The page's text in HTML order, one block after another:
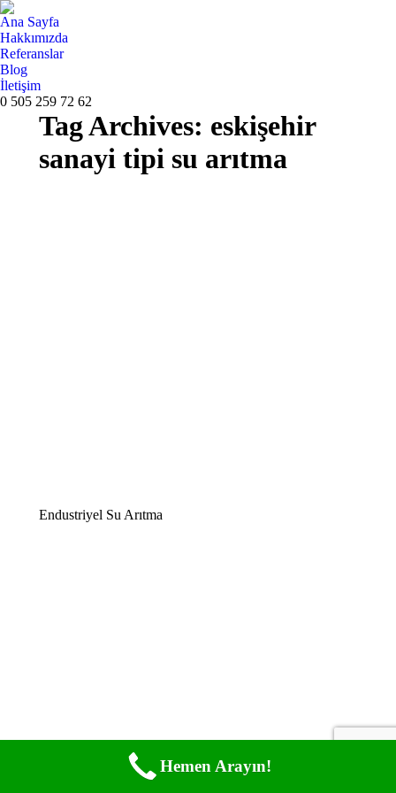
Ana Sayfa
Hakkımızda
Referanslar
Blog
İletişim
0 505 259 72 62
Tag Archives: eskişehir
sanayi tipi su arıtma
Endustriyel Su Arıtma
Hemen Arayın!